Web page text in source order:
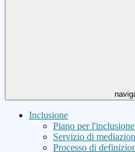
Inclusione
Piano per
Servizio di
Processo di